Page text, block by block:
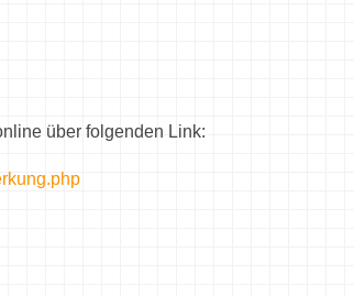
über folgenden Link: